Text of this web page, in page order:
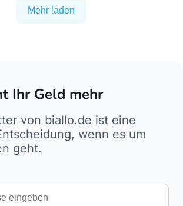
Mehr laden
Ihr Geld mehr
von biallo.de ist eine
wenn es um
geht.